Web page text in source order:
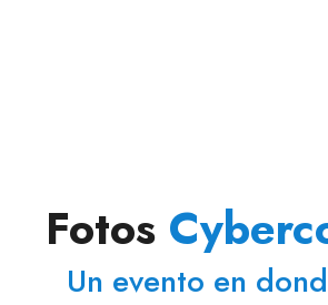
Fotos
Un evento en